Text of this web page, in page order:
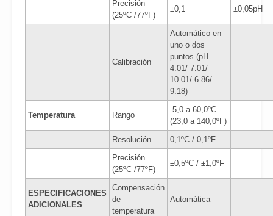
Precisión
(25ºC /77ºF)
±0,1 ±0,05pH
Calibración
Automático en
uno o dos
puntos (pH
4.01/ 7.01/
10.01/ 6.86/
9.18)
Temperatura Rango
-5,0 a 60,0ºC
(23,0 a 140,0ºF)
Resolución
0,1ºC / 0,1ºF
Precisión
(25ºC /77ºF)
±0,5ºC / ±1,0ºF
ESPECIFICACIONES
ADICIONALES
Compensación
de
temperatura
Automática